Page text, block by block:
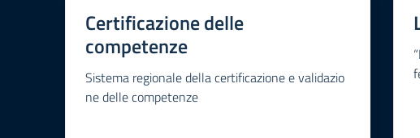
Certificazione delle
competenze
Sistema regionale della certificazione e validazio
ne delle competenze